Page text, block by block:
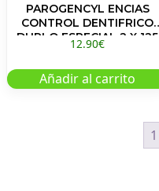
PAROGENCYL ENCIAS
CONTROL DENTIFRICO
DUPLO ESPECIAL 2 X 125
12.90€
Añadir al carrito
1